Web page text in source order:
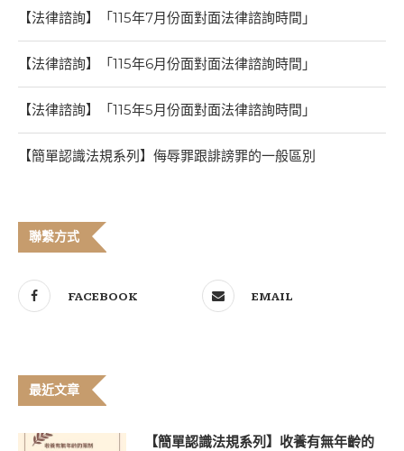
【法律諮詢】「115年7月份面對面法律諮詢時間」
【法律諮詢】「115年6月份面對面法律諮詢時間」
【法律諮詢】「115年5月份面對面法律諮詢時間」
【簡單認識法規系列】侮辱罪跟誹謗罪的一般區別
聯繫方式
FACEBOOK EMAIL
最近文章
【簡單認識法規系列】收養有無年齡的